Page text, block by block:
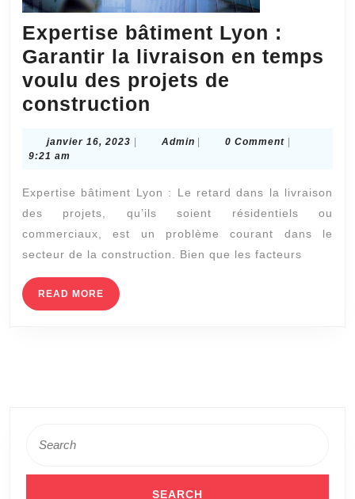
Expertise bâtiment Lyon :
Garantir la livraison en temps
voulu des projets de
construction
Lyon
Garantir
la
livraison
janvier 16, 2023 janvierAdminAdmin0 Comment
9:21 am
Expertise bâtiment Lyon : Le retard dans la livraison
des projets, qu’ils soient résidentiels ou
commerciaux, est un problème courant dans le
secteur de la construction. Bien que les facteurs
READ MORE READ
MORE
for: